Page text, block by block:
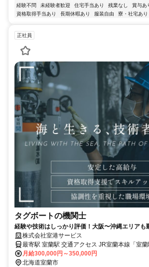
経験不問
未経験者歓迎 住宅手当あり 残業なし 賞与あ
資格取得手当あり
長期休暇あり 服装自由 寮・社宅あり
正社員
タグボートの機関士
経験や技術はしっかり評価！大阪〜沖縄エリアも
備残業ほぼなし＆1ヶ月の長期休暇あり〇
株式会社室港サービス
最寄駅 室蘭駅 交通アクセス JR室蘭本線「室蘭駅」より徒歩20分 ※
上記は本社へのアクセス情報です。 中城湾を中心に作業を行いま
す。
月給300,000円～350,000円
北海道室蘭市